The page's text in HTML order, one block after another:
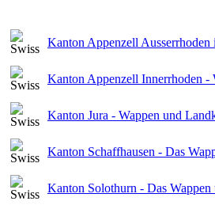
Kanton Appenzell
Kanton Appenzell Innerrhoden -
Kanton Jura - Wappen und
Kanton Schaffhausen - Das
Kanton Solothurn - Das